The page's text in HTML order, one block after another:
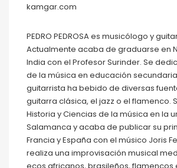
kamgar.com
PEDRO PEDROSA es musicólogo y
Actualmente acaba de graduarse en
India con el Profesor Surinder. Se
de la música en educación
guitarrista ha bebido de diversas
guitarra clásica, el jazz o el flamenco.
Historia y Ciencias de la música en la
Salamanca y acaba de publicar su
Francia y España con el músico Joris
realiza una improvisación musical